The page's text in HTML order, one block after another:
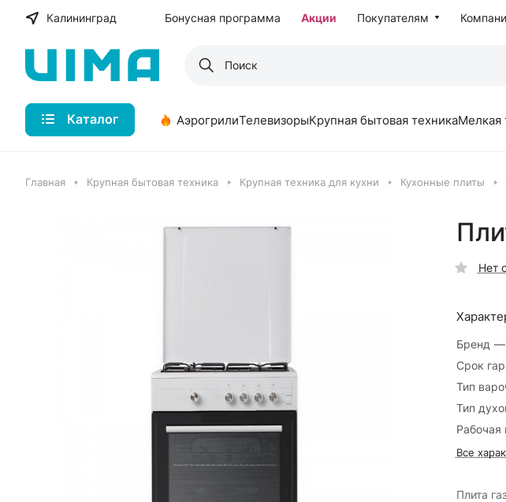
Калининград Бонусная программа Акции Покупателям
Каталог АэрогрилиТелевизорыКрупная бытовая техникаМелкая
Главная Крупная бытовая техника Крупная техника для кухни Кухонные плиты
Нет
Бренд —
Срок
Тип
Тип
Рабочая
Все
Плита